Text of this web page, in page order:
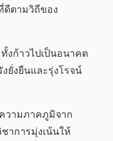
ดีตามวิถีของ
งก้าวไปเป็นอนาคต
ยั่งยืนและรุ่งโรจน์
วามภาคภูมิจาก
าการมุ่งเน้นให้